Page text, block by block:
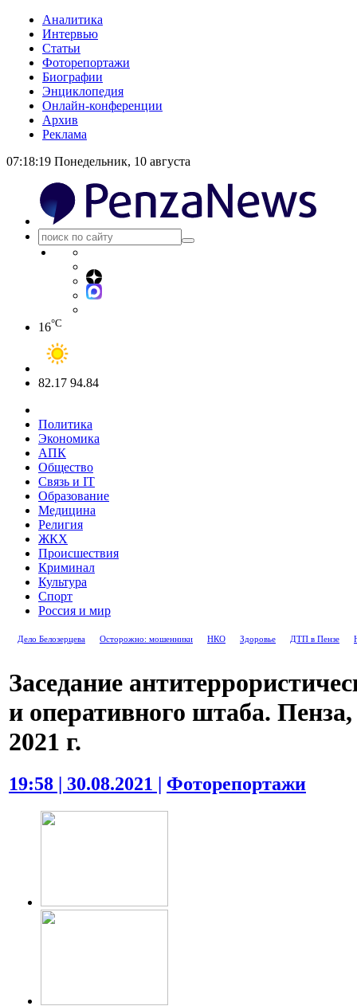
Аналитика
Интервью
Статьи
Фоторепортажи
Биографии
Энциклопедия
Онлайн-конференции
Архив
Реклама
07:18:19 Понедельник, 10 августа
16°C
82.17 94.84
Политика
Экономика
АПК
Общество
Связь и IT
Образование
Медицина
Религия
ЖКХ
Происшествия
Криминал
Культура
Спорт
Россия и мир
Дело Белозерцева Осторожно: мошенники НКО Здоровье ДТП в Пензе
Заседание
и оперативного штаба. Пенза,
2021 г.
19:58 | 30.08.2021 | Фоторепортажи